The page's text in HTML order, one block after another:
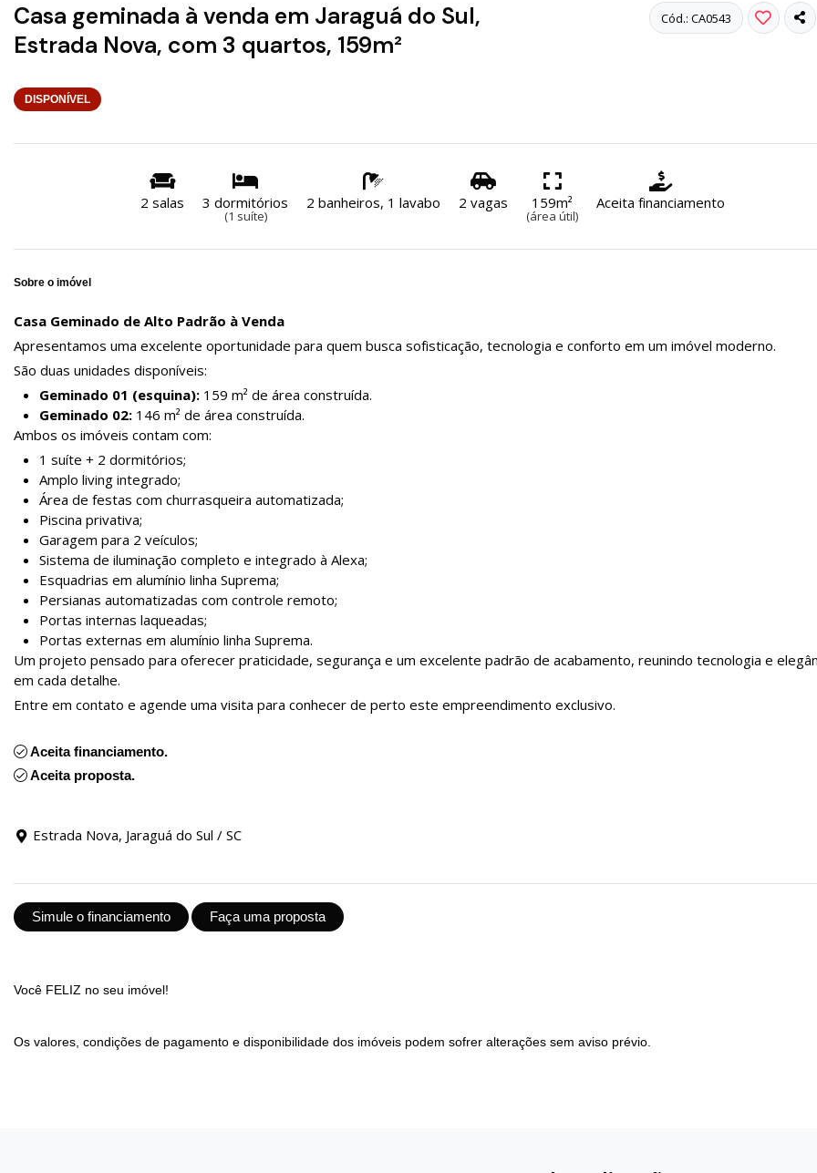
Cód.: CA0543
Casa geminada à venda em Jaraguá do Sul,
Estrada Nova, com 3 quartos, 159m²
DISPONÍVEL
2 salas 3 dormitórios
(1 suíte)
2 banheiros, 1 lavabo 2 vagas 159m²
(área útil)
Aceita financiamento
Sobre o imóvel
Casa Geminado de Alto Padrão à Venda
Apresentamos uma excelente oportunidade para quem busca sofisticação, tecnologia e conforto em um imóvel moderno.
São duas unidades disponíveis:
Geminado 01 (esquina):159 m² de área construída.
Geminado 02:146 m² de área construída.
Ambos os imóveis contam com:
1 suíte + 2 dormitórios;
Amplo living integrado;
Área de festas com churrasqueira automatizada;
Piscina privativa;
Garagem para 2 veículos;
Sistema de iluminação completo e integrado à Alexa;
Esquadrias em alumínio linha Suprema;
Persianas automatizadas com controle remoto;
Portas internas laqueadas;
Portas externas em alumínio linha Suprema.
Um projeto pensado para oferecer praticidade, segurança e um excelente padrão de acabamento, reunindo tecnologia e
em cada detalhe.
Entre em contato e agende uma visita para conhecer de perto este empreendimento exclusivo.
Aceita financiamento.
Aceita proposta.
Estrada Nova, Jaraguá do Sul / SC
Simule o financiamento Faça uma proposta
Você FELIZ no seu imóvel!
Os valores, condições de pagamento e disponibilidade dos imóveis podem sofrer alterações sem aviso prévio.